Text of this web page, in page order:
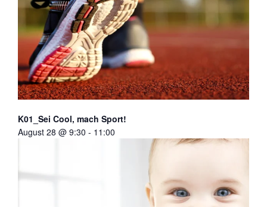
K01_Sei Cool, mach Sport!
August 28 @ 9:30 - 11:00